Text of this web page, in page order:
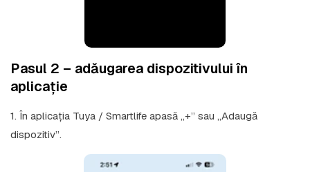
Pasul 2 – adăugarea dispozitivului în
aplicație
1. În aplicația Tuya / Smartlife apasă „+” sau „Adaugă
dispozitiv”.